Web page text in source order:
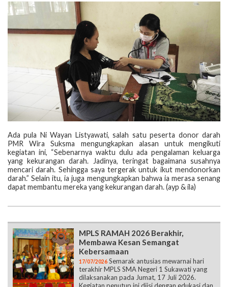
Ada pula Ni Wayan Listyawati, salah satu peserta donor darah
PMR Wira Suksma mengungkapkan alasan untuk mengikuti
kegiatan ini, “Sebenarnya waktu dulu ada pengalaman keluarga
yang kekurangan darah. Jadinya, teringat bagaimana susahnya
mencari darah. Sehingga saya tergerak untuk ikut mendonorkan
darah.” Selain itu, ia juga mengungkapkan bahwa ia merasa senang
dapat membantu mereka yang kekurangan darah. (ayp & ila)
MPLS RAMAH 2026 Berakhir,
Membawa Kesan Semangat
Kebersamaan
17/07/2026 Semarak antusias mewarnai hari
terakhir MPLS SMA Negeri 1 Sukawati yang
dilaksanakan pada Jumat, 17 Juli 2026.